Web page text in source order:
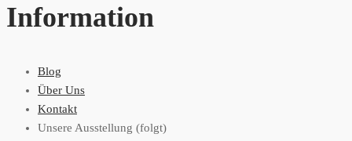
Information
Blog
Über Uns
Kontakt
Unsere Ausstellung (folgt)